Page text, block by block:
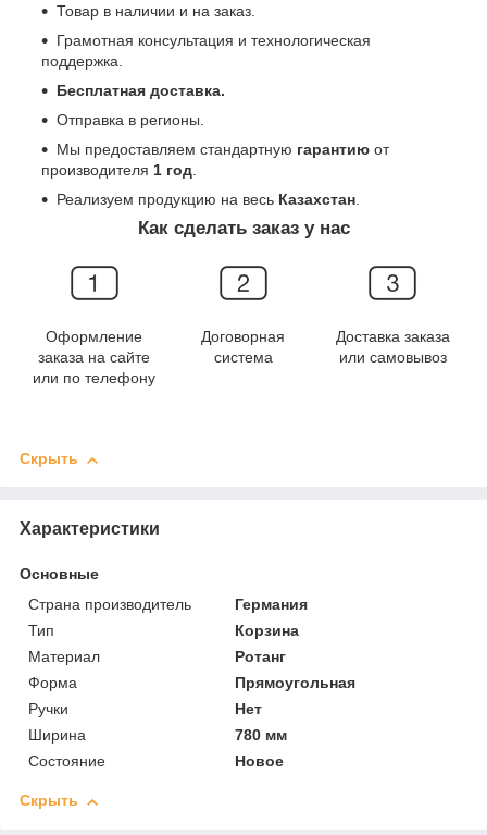
Товар в наличии и на заказ.
Грамотная консультация и технологическая
поддержка.
Бесплатная доставка.
Отправка в регионы.
Мы предоставляем стандартную гарантию от
производителя 1 год
Реализуем продукцию на весь Казахстан
Как сделать заказ у нас
Оформление
заказа на сайте
или по телефону
Договорная
система
Доставка заказа
или самовывоз
Скрыть
Характеристики
Основные
Страна производитель
Германия
Тип
Корзина
Материал
Ротанг
Форма
Прямоугольная
Ручки
Нет
Ширина
780 мм
Состояние
Новое
Скрыть